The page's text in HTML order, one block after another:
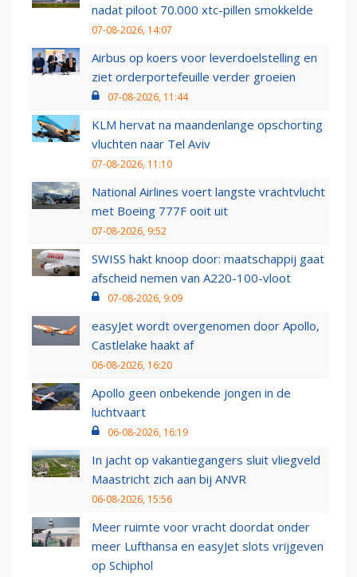
nadat piloot 70.000 xtc-pillen smokkelde
07-08-2026, 14:07
Airbus op koers voor leverdoelstelling en
ziet orderportefeuille verder groeien
07-08-2026, 11:44
KLM hervat na maandenlange opschorting
vluchten naar Tel Aviv
07-08-2026, 11:10
National Airlines voert langste vrachtvlucht
met Boeing 777F ooit uit
07-08-2026, 9:52
SWISS hakt knoop door: maatschappij gaat
afscheid nemen van A220-100-vloot
07-08-2026, 9:09
easyJet wordt overgenomen door Apollo,
Castlelake haakt af
06-08-2026, 16:20
Apollo geen onbekende jongen in de
luchtvaart
06-08-2026, 16:19
In jacht op vakantiegangers sluit vliegveld
Maastricht zich aan bij ANVR
06-08-2026, 15:56
Meer ruimte voor vracht doordat onder
meer Lufthansa en easyJet slots vrijgeven
op Schiphol